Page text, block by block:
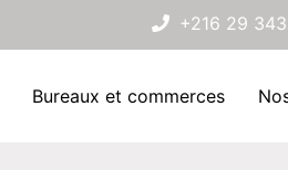
+216 29
Bureaux et commerces